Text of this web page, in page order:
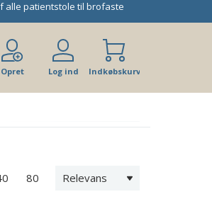
alle patientstole til brofaste
Opret
Log ind Indkøbskurv
80